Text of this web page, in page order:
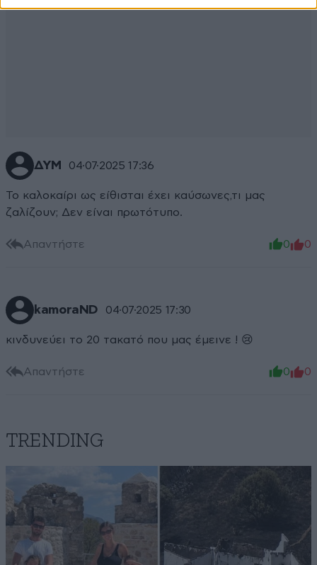
ΔΥΜ 04·07·2025 17:36
Το καλοκαίρι ως είθισται έχει καύσωνες,τι μας
ζαλίζουν; Δεν είναι πρωτότυπο.
Απαντήστε 0 0
kamoraND 04·07·2025 17:30
κινδυνεύει το 20 τακατό που μας έμεινε ! 😢
Απαντήστε 0 0
TRENDING